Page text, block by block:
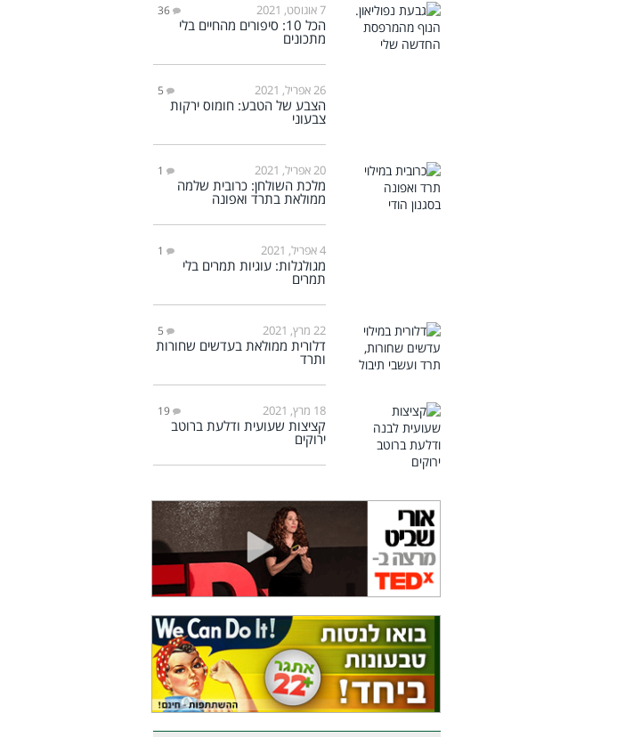
7 אוגוסט, 2021 36
הכל 10: סיפורים מהחיים בלי
מתכונים
26 אפריל, 2021 5
הצבע של הטבע: חומוס ירקות
צבעוני
20 אפריל, 2021 1
מלכת השולחן: כרובית שלמה
ממולאת בתרד ואפונה
4 אפריל, 2021 1
מגולגלות: עוגיות תמרים בלי
תמרים
22 מרץ, 2021 5
דלורית ממולאת בעדשים שחורות
ותרד
18 מרץ, 2021 19
קציצות שעועית ודלעת ברוטב
ירוקים